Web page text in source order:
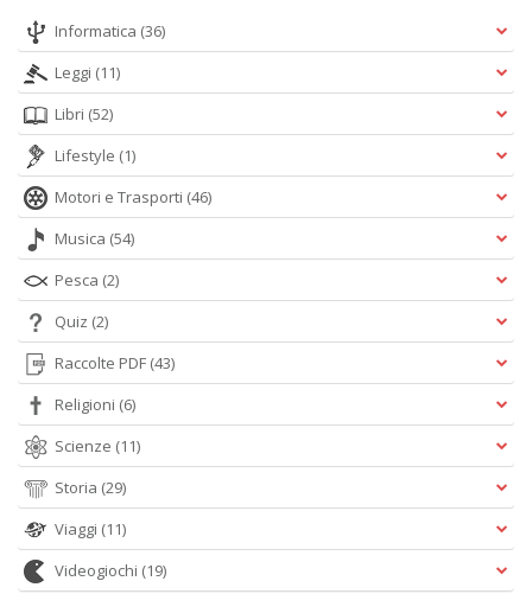
Informatica (36)
Leggi (11)
Libri (52)
Lifestyle (1)
Motori e Trasporti (46)
Musica (54)
Pesca (2)
Quiz (2)
Raccolte PDF (43)
Religioni (6)
Scienze (11)
Storia (29)
Viaggi (11)
Videogiochi (19)